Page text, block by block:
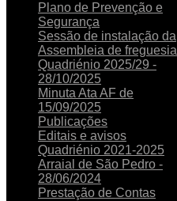
Plano de Prevenção e
Segurança
Sessão de instalação da
Assembleia de freguesia
Quadriénio 2025/29 -
28/10/2025
Minuta Ata AF de
15/09/2025
Publicações
Editais e avisos
Quadriénio 2021-2025
Arraial de São Pedro -
28/06/2024
Prestação de Contas